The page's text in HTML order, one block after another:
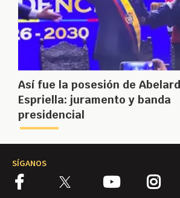
Así fue la posesión de
Espriella: juramento y banda
presidencial
SÍGANOS